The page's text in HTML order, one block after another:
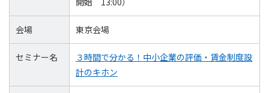
会場 東京会場
セミナー名
３時間で分かる！中小企業の評価・賃金制度設
計のキホン